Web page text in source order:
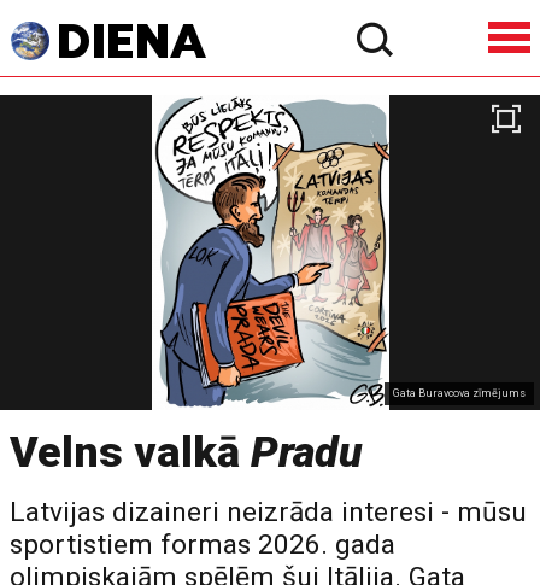
Gata Buravcova zīmējums
Velns valkāPradu
Latvijas dizaineri neizrāda interesi - mūsu
sportistiem formas 2026. gada
olimpiskajām spēlēm šuj Itālija. Gata